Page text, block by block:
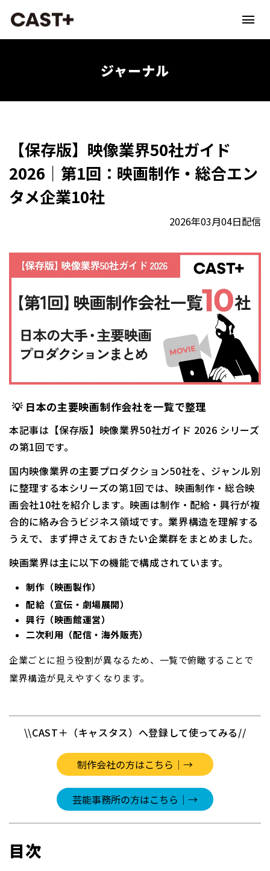
ジャーナル
【保存版】映像業界50社ガイド
2026｜第1回：映画制作・総合エン
タメ企業10社
2026年03月04日配信
💡 日本の主要映画制作会社を一覧で整理
本記事は【保存版】映像業界50社ガイド 2026 シリーズ
の第1回です。
国内映像業界の主要プロダクション50社を、ジャンル別
に整理する本シリーズの第1回では、映画制作・総合映
画会社10社を紹介します。映画は制作・配給・興行が複
合的に絡み合うビジネス領域です。業界構造を理解する
うえで、まず押さえておきたい企業群をまとめました。
映画業界は主に以下の機能で構成されています。
制作（映画製作）
配給（宣伝・劇場展開）
興行（映画館運営）
二次利用（配信・海外販売）
企業ごとに担う役割が異なるため、一覧で俯瞰することで
業界構造が見えやすくなります。
\\CAST＋（キャスタス）へ登録して使ってみる//
目次